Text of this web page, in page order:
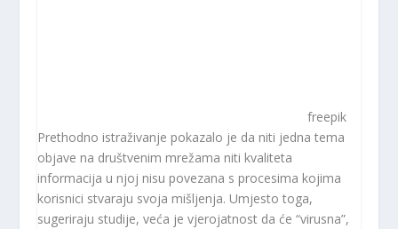
freepik
Prethodno istraživanje pokazalo je da niti jedna tema
objave na društvenim mrežama niti kvaliteta
informacija u njoj nisu povezana s procesima kojima
korisnici stvaraju svoja mišljenja. Umjesto toga,
sugeriraju studije, veća je vjerojatnost da će “virusna”,